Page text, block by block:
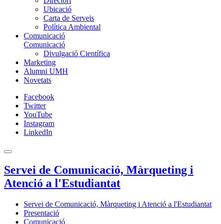
Ubicació
Carta de Serveis
Política Ambiental
Comunicació
Comunicació
Divulgació Científica
Marketing
Alumni UMH
Novetats
Facebook
Twitter
YouTube
Instagram
LinkedIn
Servei de Comunicació, Màrqueting i
Atenció a l'Estudiantat
Servei de Comunicació, Màrqueting i Atenció a l'Estudiantat
Presentació
Comunicació